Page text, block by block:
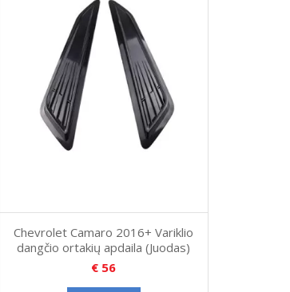
Chevrolet Camaro 2016+ Variklio
dangčio ortakių apdaila (Juodas)
€ 56